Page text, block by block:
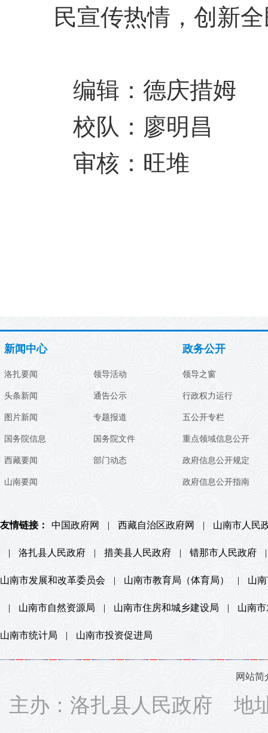
民宣传热情，创新
编辑：德庆措姆
校队：廖明昌
审核：旺堆
新闻中心
洛扎要闻
头条新闻
图片新闻
国务院信息
西藏要闻
山南要闻
领导活动
通告公示
专题报道
国务院文件
部门动态
政务公开
领导之窗
行政权力运行
五公开专栏
重点领域信息公开
政府信息公开规定
政府信息公开指南
友情链接： 中国政府网 | 西藏自治区政府网 | 山南市人民
| 洛扎县人民政府 | 措美县人民政府 | 错那市人民政府 |
山南市发展和改革委员会 | 山南市教育局（体育局） | 山
| 山南市自然资源局 | 山南市住房和城乡建设局 | 山南
山南市统计局 | 山南市投资促进局
网站简
主办：洛扎县人民政府 地